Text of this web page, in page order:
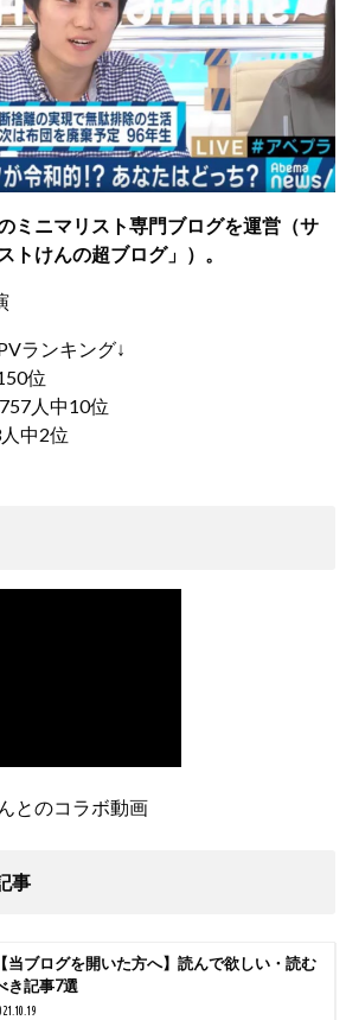
ミニマリスト専門ブログを運営（サ
トけんの超ブログ」）。
ランキング↓
位
人中10位
中2位
とのコラボ動画
事
【当ブログを開いた方へ】読んで欲しい・読む
き記事7選